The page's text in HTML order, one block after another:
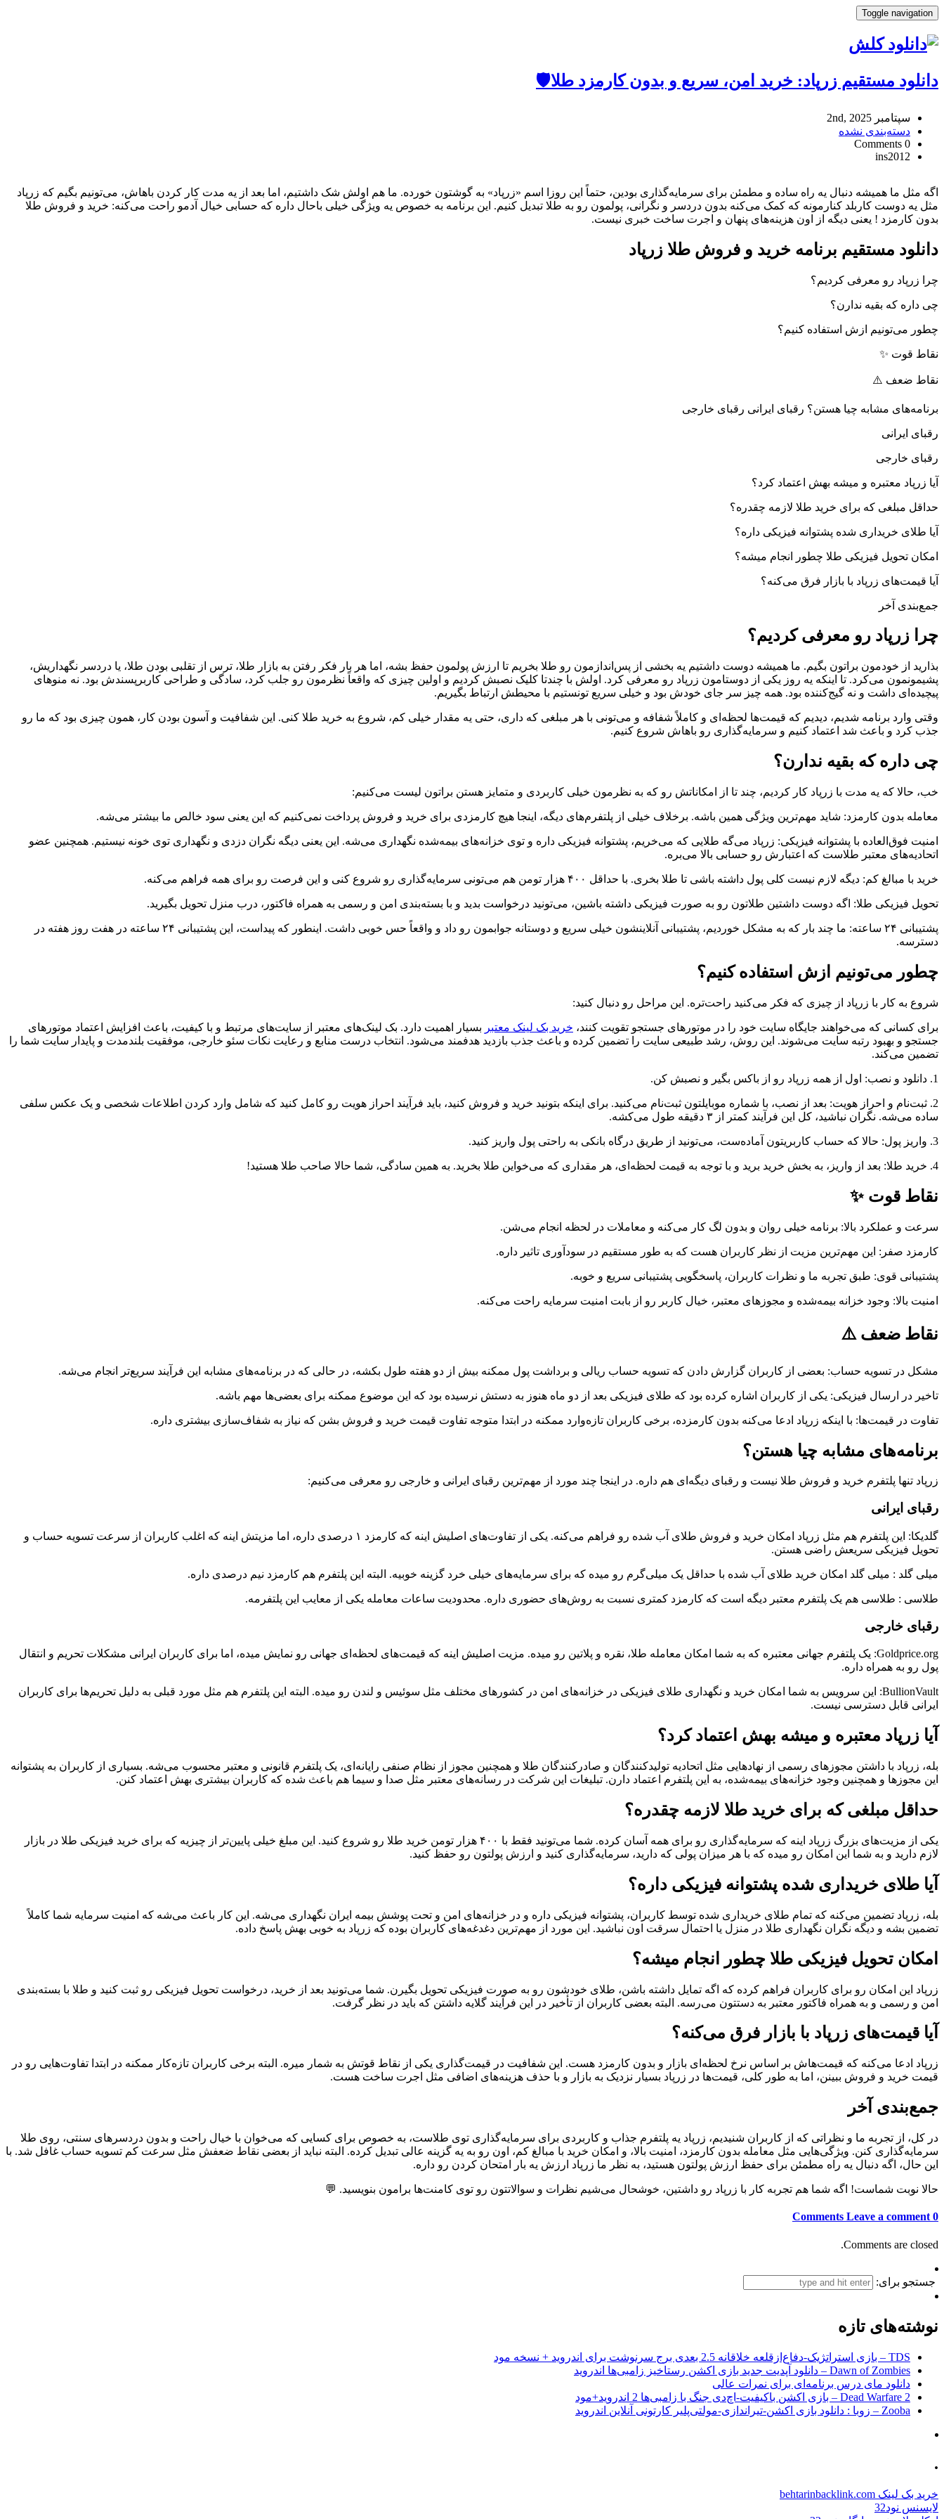
Toggle navigation
دانلود مستقیم زرپاد: خرید امن، سریع و بدون کارمزد طلا🛡️
سپتامبر 2nd, 2025
دسته‌بندی نشده
0 Comments
ins2012
مستقیم
زرپاد:
خرید
سریع
و
کارمزد
🛡️
Reviewed
Ins2012
Sep
اگه مثل ما همیشه دنبال یه راه ساده و مطمئن برای سرمایه‌گذاری بودین، حتماً این روزا اسم «زرپاد» به گوشتون خورده. ما هم اولش شک داشتیم، اما بعد از یه مدت کار کردن باهاش، می‌تونیم بگیم که زرپاد
مثل یه دوست کاربلد کنارمونه که کمک می‌کنه بدون دردسر و نگرانی، پولمون رو به طلا تبدیل کنیم. این برنامه به خصوص یه ویژگی خیلی باحال داره که حسابی خیال آدمو راحت می‌کنه: خرید و فروش طلا
بدون کارمزد ! یعنی دیگه از اون هزینه‌های پنهان و اجرت ساخت خبری نیست.
دانلود مستقیم برنامه خرید و فروش طلا زرپاد
چرا زرپاد رو معرفی کردیم؟
چی داره که بقیه ندارن؟
چطور می‌تونیم ازش استفاده کنیم؟
نقاط قوت ✨
نقاط ضعف ⚠️
برنامه‌های مشابه چیا هستن؟ رقبای ایرانی رقبای خارجی
رقبای ایرانی
رقبای خارجی
آیا زرپاد معتبره و میشه بهش اعتماد کرد؟
حداقل مبلغی که برای خرید طلا لازمه چقدره؟
آیا طلای خریداری شده پشتوانه فیزیکی داره؟
امکان تحویل فیزیکی طلا چطور انجام میشه؟
آیا قیمت‌های زرپاد با بازار فرق می‌کنه؟
جمع‌بندی آخر
چرا زرپاد رو معرفی کردیم؟
بذارید از خودمون براتون بگیم. ما همیشه دوست داشتیم یه بخشی از پس‌اندازمون رو طلا بخریم تا ارزش پولمون حفظ بشه، اما هر بار فکر رفتن به بازار طلا، ترس از تقلبی بودن طلا، یا دردسر نگهداریش،
پشیمونمون می‌کرد. تا اینکه یه روز یکی از دوستامون زرپاد رو معرفی کرد. اولش با چندتا کلیک نصبش کردیم و اولین چیزی که واقعاً نظرمون رو جلب کرد، سادگی و طراحی کاربرپسندش بود. نه منوهای
پیچیده‌ای داشت و نه گیج‌کننده بود. همه چیز سر جای خودش بود و خیلی سریع تونستیم با محیطش ارتباط بگیریم.
وقتی وارد برنامه شدیم، دیدیم که قیمت‌ها لحظه‌ای و کاملاً شفافه و می‌تونی با هر مبلغی که داری، حتی یه مقدار خیلی کم، شروع به خرید طلا کنی. این شفافیت و آسون بودن کار، همون چیزی بود که ما رو
جذب کرد و باعث شد اعتماد کنیم و سرمایه‌گذاری رو باهاش شروع کنیم.
چی داره که بقیه ندارن؟
خب، حالا که یه مدت با زرپاد کار کردیم، چند تا از امکاناتش رو که به نظرمون خیلی کاربردی و متمایز هستن براتون لیست می‌کنیم:
معامله بدون کارمزد: شاید مهم‌ترین ویژگی همین باشه. برخلاف خیلی از پلتفرم‌های دیگه، اینجا هیچ کارمزدی برای خرید و فروش پرداخت نمی‌کنیم که این یعنی سود خالص ما بیشتر می‌شه.
امنیت فوق‌العاده با پشتوانه فیزیکی: زرپاد می‌گه طلایی که می‌خریم، پشتوانه فیزیکی داره و توی خزانه‌های بیمه‌شده نگهداری می‌شه. این یعنی دیگه نگران دزدی و نگهداری توی خونه نیستیم. همچنین عضو
اتحادیه‌های معتبر طلاست که اعتبارش رو حسابی بالا می‌بره.
خرید با مبالغ کم: دیگه لازم نیست کلی پول داشته باشی تا طلا بخری. با حداقل ۴۰۰ هزار تومن هم می‌تونی سرمایه‌گذاری رو شروع کنی و این فرصت رو برای همه فراهم می‌کنه.
تحویل فیزیکی طلا: اگه دوست داشتین طلاتون رو به صورت فیزیکی داشته باشین، می‌تونید درخواست بدید و با بسته‌بندی امن و رسمی به همراه فاکتور، درب منزل تحویل بگیرید.
پشتیبانی ۲۴ ساعته: ما چند بار که به مشکل خوردیم، پشتیبانی آنلاینشون خیلی سریع و دوستانه جوابمون رو داد و واقعاً حس خوبی داشت. اینطور که پیداست، این پشتیبانی ۲۴ ساعته در هفت روز هفته در
دسترسه.
چطور می‌تونیم ازش استفاده کنیم؟
شروع به کار با زرپاد از چیزی که فکر می‌کنید راحت‌تره. این مراحل رو دنبال کنید:
برای کسانی که می‌خواهند جایگاه سایت خود را در موتورهای جستجو تقویت کنند، خرید بک لینک معتبر بسیار اهمیت دارد. بک لینک‌های معتبر از سایت‌های مرتبط و با کیفیت، باعث افزایش اعتماد موتورهای
جستجو و بهبود رتبه سایت می‌شوند. این روش، رشد طبیعی سایت را تضمین کرده و باعث جذب بازدید هدفمند می‌شود. انتخاب درست منابع و رعایت نکات سئو خارجی، موفقیت بلندمدت و پایدار سایت شما را
تضمین می‌کند.
1. دانلود و نصب: اول از همه زرپاد رو از باکس بگیر و نصبش کن.
2. ثبت‌نام و احراز هویت: بعد از نصب، با شماره موبایلتون ثبت‌نام می‌کنید. برای اینکه بتونید خرید و فروش کنید، باید فرآیند احراز هویت رو کامل کنید که شامل وارد کردن اطلاعات شخصی و یک عکس سلفی
ساده می‌شه. نگران نباشید، کل این فرآیند کمتر از ۳ دقیقه طول می‌کشه.
3. واریز پول: حالا که حساب کاربریتون آماده‌ست، می‌تونید از طریق درگاه بانکی به راحتی پول واریز کنید.
4. خرید طلا: بعد از واریز، به بخش خرید برید و با توجه به قیمت لحظه‌ای، هر مقداری که می‌خواین طلا بخرید. به همین سادگی، شما حالا صاحب طلا هستید!
نقاط قوت ✨
سرعت و عملکرد بالا: برنامه خیلی روان و بدون لگ کار می‌کنه و معاملات در لحظه انجام می‌شن.
کارمزد صفر: این مهم‌ترین مزیت از نظر کاربران هست که به طور مستقیم در سودآوری تاثیر داره.
پشتیبانی قوی: طبق تجربه ما و نظرات کاربران، پاسخگویی پشتیبانی سریع و خوبه.
امنیت بالا: وجود خزانه بیمه‌شده و مجوزهای معتبر، خیال کاربر رو از بابت امنیت سرمایه راحت می‌کنه.
نقاط ضعف ⚠️
مشکل در تسویه حساب: بعضی از کاربران گزارش دادن که تسویه حساب ریالی و برداشت پول ممکنه بیش از دو هفته طول بکشه، در حالی که در برنامه‌های مشابه این فرآیند سریع‌تر انجام می‌شه.
تاخیر در ارسال فیزیکی: یکی از کاربران اشاره کرده بود که طلای فیزیکی بعد از دو ماه هنوز به دستش نرسیده بود که این موضوع ممکنه برای بعضی‌ها مهم باشه.
تفاوت در قیمت‌ها: با اینکه زرپاد ادعا می‌کنه بدون کارمزده، برخی کاربران تازه‌وارد ممکنه در ابتدا متوجه تفاوت قیمت خرید و فروش بشن که نیاز به شفاف‌سازی بیشتری داره.
برنامه‌های مشابه چیا هستن؟
زرپاد تنها پلتفرم خرید و فروش طلا نیست و رقبای دیگه‌ای هم داره. در اینجا چند مورد از مهم‌ترین رقبای ایرانی و خارجی رو معرفی می‌کنیم:
رقبای ایرانی
گلدیکا: این پلتفرم هم مثل زرپاد امکان خرید و فروش طلای آب شده رو فراهم می‌کنه. یکی از تفاوت‌های اصلیش اینه که کارمزد ۱ درصدی داره، اما مزیتش اینه که اغلب کاربران از سرعت تسویه حساب و
تحویل فیزیکی سریعش راضی هستن.
میلی گلد : میلی گلد امکان خرید طلای آب شده با حداقل یک میلی‌گرم رو میده که برای سرمایه‌های خیلی خرد گزینه خوبیه. البته این پلتفرم هم کارمزد نیم درصدی داره.
طلاسی : طلاسی هم یک پلتفرم معتبر دیگه است که کارمزد کمتری نسبت به روش‌های حضوری داره. محدودیت ساعات معامله یکی از معایب این پلتفرمه.
رقبای خارجی
Goldprice.org: یک پلتفرم جهانی معتبره که به شما امکان معامله طلا، نقره و پلاتین رو میده. مزیت اصلیش اینه که قیمت‌های لحظه‌ای جهانی رو نمایش میده، اما برای کاربران ایرانی مشکلات تحریم و انتقال
پول رو به همراه داره.
BullionVault: این سرویس به شما امکان خرید و نگهداری طلای فیزیکی در خزانه‌های امن در کشورهای مختلف مثل سوئیس و لندن رو میده. البته این پلتفرم هم مثل مورد قبلی به دلیل تحریم‌ها برای کاربران
ایرانی قابل دسترسی نیست.
آیا زرپاد معتبره و میشه بهش اعتماد کرد؟
بله، زرپاد با داشتن مجوزهای رسمی از نهادهایی مثل اتحادیه تولیدکنندگان و صادرکنندگان طلا و همچنین مجوز از نظام صنفی رایانه‌ای، یک پلتفرم قانونی و معتبر محسوب می‌شه. بسیاری از کاربران به پشتوانه
این مجوزها و همچنین وجود خزانه‌های بیمه‌شده، به این پلتفرم اعتماد دارن. تبلیغات این شرکت در رسانه‌های معتبر مثل صدا و سیما هم باعث شده که کاربران بیشتری بهش اعتماد کنن.
حداقل مبلغی که برای خرید طلا لازمه چقدره؟
یکی از مزیت‌های بزرگ زرپاد اینه که سرمایه‌گذاری رو برای همه آسان کرده. شما می‌تونید فقط با ۴۰۰ هزار تومن خرید طلا رو شروع کنید. این مبلغ خیلی پایین‌تر از چیزیه که برای خرید فیزیکی طلا در بازار
لازم دارید و به شما این امکان رو میده که با هر میزان پولی که دارید، سرمایه‌گذاری کنید و ارزش پولتون رو حفظ کنید.
آیا طلای خریداری شده پشتوانه فیزیکی داره؟
بله، زرپاد تضمین می‌کنه که تمام طلای خریداری شده توسط کاربران، پشتوانه فیزیکی داره و در خزانه‌های امن و تحت پوشش بیمه ایران نگهداری می‌شه. این کار باعث می‌شه که امنیت سرمایه شما کاملاً
تضمین بشه و دیگه نگران نگهداری طلا در منزل یا احتمال سرقت اون نباشید. این مورد از مهم‌ترین دغدغه‌های کاربران بوده که زرپاد به خوبی بهش پاسخ داده.
امکان تحویل فیزیکی طلا چطور انجام میشه؟
زرپاد این امکان رو برای کاربران فراهم کرده که اگه تمایل داشته باشن، طلای خودشون رو به صورت فیزیکی تحویل بگیرن. شما می‌تونید بعد از خرید، درخواست تحویل فیزیکی رو ثبت کنید و طلا با بسته‌بندی
امن و رسمی و به همراه فاکتور معتبر به دستتون می‌رسه. البته بعضی کاربران از تأخیر در این فرآیند گلایه داشتن که باید در نظر گرفت.
آیا قیمت‌های زرپاد با بازار فرق می‌کنه؟
زرپاد ادعا می‌کنه که قیمت‌هاش بر اساس نرخ لحظه‌ای بازار و بدون کارمزد هست. این شفافیت در قیمت‌گذاری یکی از نقاط قوتش به شمار میره. البته برخی کاربران تازه‌کار ممکنه در ابتدا تفاوت‌هایی رو در
قیمت خرید و فروش ببینن، اما به طور کلی، قیمت‌ها در زرپاد بسیار نزدیک به بازار و با حذف هزینه‌های اضافی مثل اجرت ساخت هست.
جمع‌بندی آخر
در کل، از تجربه ما و نظراتی که از کاربران شنیدیم، زرپاد یه پلتفرم جذاب و کاربردی برای سرمایه‌گذاری توی طلاست، به خصوص برای کسایی که می‌خوان با خیال راحت و بدون دردسرهای سنتی، روی طلا
سرمایه‌گذاری کنن. ویژگی‌هایی مثل معامله بدون کارمزد، امنیت بالا، و امکان خرید با مبالغ کم، اون رو به یه گزینه عالی تبدیل کرده. البته نباید از بعضی نقاط ضعفش مثل سرعت کم تسویه حساب غافل شد. با
این حال، اگه دنبال یه راه مطمئن برای حفظ ارزش پولتون هستید، به نظر ما زرپاد ارزش یه بار امتحان کردن رو داره.
حالا نوبت شماست! اگه شما هم تجربه کار با زرپاد رو داشتین، خوشحال می‌شیم نظرات و سوالاتتون رو توی کامنت‌ها برامون بنویسید. 💬
0 Comments
Leave a comment
Comments are closed.
جستجو برای:
نوشته‌های تازه
TDS – بازی استراتژیک-دفاع‌از‌قلعه خلاقانه 2.5 بعدی برج سرنوشت برای اندروید + نسخه مود
Dawn of Zombies – دانلود آپدیت جدید بازی اکشن رستاخیز زامبی‌ها اندروید
دانلود مای درس برنامه‌ای برای نمرات عالی
Dead Warfare 2 – بازی اکشن باکیفیت-اچ‌دی جنگ با زامبی‌ها 2 اندروید+مود
Zooba – زوبا : دانلود بازی اکشن-تیراندازی-مولتی‌پلیر کارتونی آنلاین اندروید
.
خرید بک لینک behtarinbacklink.com
لایسنس نود32